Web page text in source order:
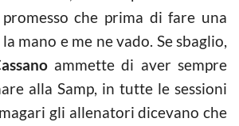
che prima di fare una
mano e me ne vado. Se sbaglio,
ammette di aver sempre
alla Samp, in tutte le sessioni
gli allenatori dicevano che